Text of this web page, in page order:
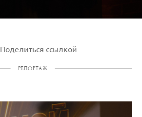
Поделиться ссылкой
РЕПОРТАЖ